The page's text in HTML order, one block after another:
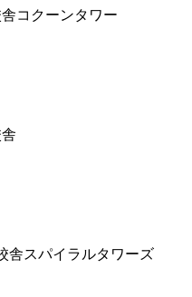
コクーンタワー
舎スパイラルタワーズ